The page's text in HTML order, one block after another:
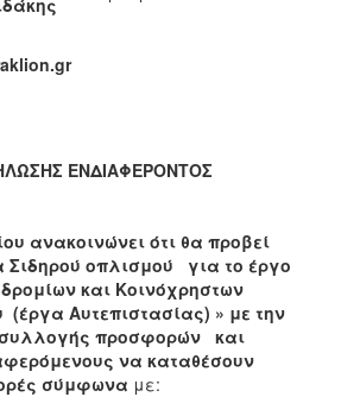
.gr
ΕΝΔΙΑΦΕΡΟΝΤΟΣ
ανακοινώνει ότι θα προβεί
Σιδηρού οπλισμού
για το έργο
και Κοινόχρηστων
Αυτεπιστασίας) » με την
προσφορών και
να καταθέσουν
σύμφωνα με: